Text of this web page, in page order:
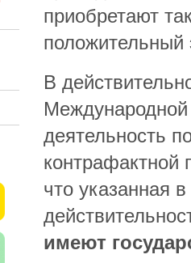
приобретают
В
деятельность
контрафактной
что указанная
имеют